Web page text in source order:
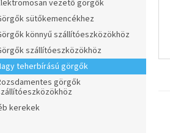
vezető görgők
sütőkemencékhez
könnyű szállítóeszközökhöz
szállítóeszközökhöz
teherbírású görgők
görgők
kerekek